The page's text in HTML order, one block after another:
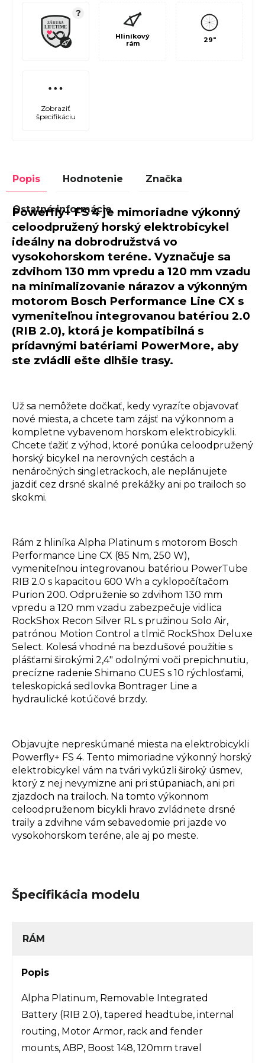
?
Hliníkový
rám
29"
Zobraziť
špecifikáciu
Popis Hodnotenie Značka
Ostatné informácie
Powerfly+ FS 4 je mimoriadne výkonný
celoodpružený horský elektrobicykel
ideálny na dobrodružstvá vo
vysokohorskom teréne. Vyznačuje sa
zdvihom 130 mm vpredu a 120 mm vzadu
na minimalizovanie nárazov a výkonným
motorom Bosch Performance Line CX s
vymeniteľnou integrovanou batériou 2.0
(RIB 2.0), ktorá je kompatibilná s
prídavnými batériami PowerMore, aby
ste zvládli ešte dlhšie trasy.
Už sa nemôžete dočkať, kedy vyrazíte objavovať
nové miesta, a chcete tam zájsť na výkonnom a
kompletne vybavenom horskom elektrobicykli.
Chcete ťažiť z výhod, ktoré ponúka celoodpružený
horský bicykel na nerovných cestách a
nenáročných singletrackoch, ale neplánujete
jazdiť cez drsné skalné prekážky ani po trailoch so
skokmi.
Rám z hliníka Alpha Platinum s motorom Bosch
Performance Line CX (85 Nm, 250 W),
vymeniteľnou integrovanou batériou PowerTube
RIB 2.0 s kapacitou 600 Wh a cyklopočítačom
Purion 200. Odpruženie so zdvihom 130 mm
vpredu a 120 mm vzadu zabezpečuje vidlica
RockShox Recon Silver RL s pružinou Solo Air,
patrónou Motion Control a tlmič RockShox Deluxe
Select. Kolesá vhodné na bezdušové použitie s
plášťami širokými 2,4" odolnými voči prepichnutiu,
precízne radenie Shimano CUES s 10 rýchlosťami,
teleskopická sedlovka Bontrager Line a
hydraulické kotúčové brzdy.
Objavujte nepreskúmané miesta na elektrobicykli
Powerfly+ FS 4. Tento mimoriadne výkonný horský
elektrobicykel vám na tvári vykúzli široký úsmev,
ktorý z nej nevymizne ani pri stúpaniach, ani pri
zjazdoch na trailoch. Na tomto výkonnom
celoodpruženom bicykli hravo zvládnete drsné
traily a zdvihne vám sebavedomie pri jazde vo
vysokohorskom teréne, ale aj po meste.
Špecifikácia modelu
RÁM
Popis
Alpha Platinum, Removable Integrated
Battery (RIB 2.0), tapered headtube, internal
routing, Motor Armor, rack and fender
mounts, ABP, Boost 148, 120mm travel